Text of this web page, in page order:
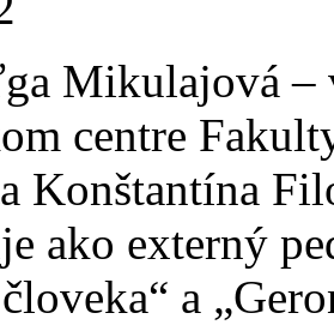
Mikulajová –
centre
Konštantína
ako externý
a